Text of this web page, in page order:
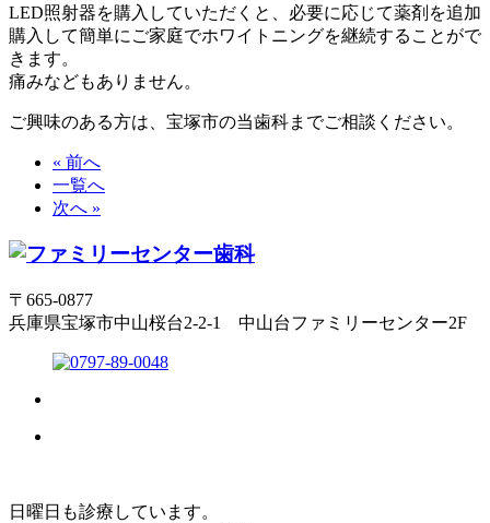
LED照射器を購入していただくと、必要に応じて薬剤を追加
購入して簡単にご家庭でホワイトニングを継続することがで
きます。
痛みなどもありません。
ご興味のある方は、宝塚市の当歯科までご相談ください。
« 前へ
一覧へ
次へ »
〒665-0877
兵庫県宝塚市中山桜台2-2-1 中山台ファミリーセンター2F
日曜日も診療しています。